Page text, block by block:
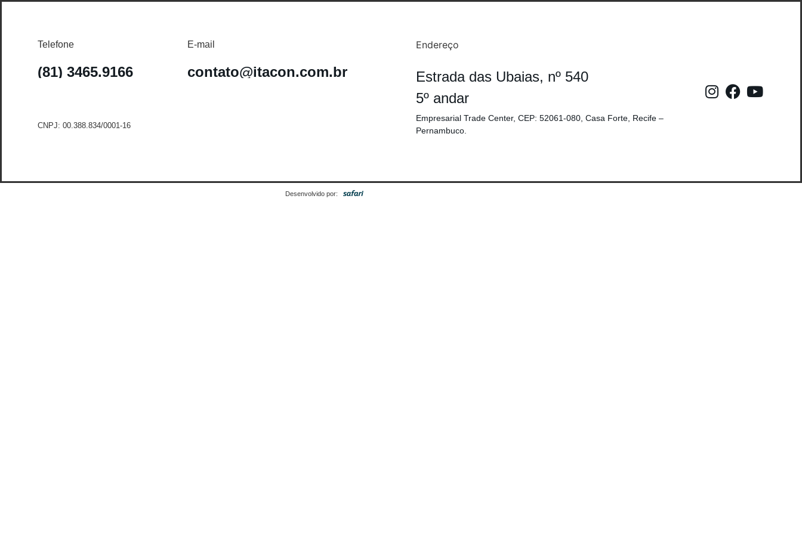
Telefone
(81) 3465.9166
CNPJ: 00.388.834/0001-16
E-mail
contato@itacon.com.br
Endereço
Estrada das Ubaias, nº 540
5º andar
Empresarial Trade Center, CEP: 52061-080, Casa Forte, Recife –
Pernambuco.
Desenvolvido por: